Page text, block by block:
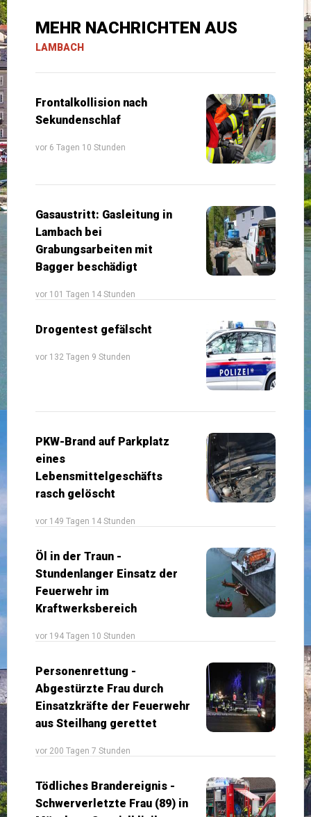
MEHR NACHRICHTEN AUS
LAMBACH
Frontalkollision nach
Sekundenschlaf
vor 6 Tagen 10 Stunden
Gasaustritt: Gasleitung in
Lambach bei
Grabungsarbeiten mit
Bagger beschädigt
vor 101 Tagen 14 Stunden
Drogentest gefälscht
vor 132 Tagen 9 Stunden
PKW-Brand auf Parkplatz
eines
Lebensmittelgeschäfts
rasch gelöscht
vor 149 Tagen 14 Stunden
Öl in der Traun -
Stundenlanger Einsatz der
Feuerwehr im
Kraftwerksbereich
vor 194 Tagen 10 Stunden
Personenrettung -
Abgestürzte Frau durch
Einsatzkräfte der Feuerwehr
aus Steilhang gerettet
vor 200 Tagen 7 Stunden
Tödliches Brandereignis -
Schwerverletzte Frau (89) in